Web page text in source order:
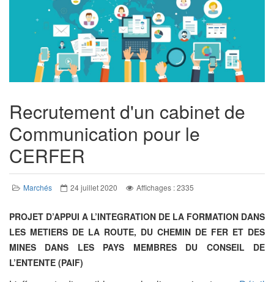
Recrutement d'un cabinet de
Communication pour le
CERFER
Marchés 24 juillet 2020 Affichages : 2335
PROJET D’APPUI A L’INTEGRATION DE LA FORMATION DANS
LES METIERS DE LA ROUTE, DU CHEMIN DE FER ET DES
MINES DANS LES PAYS MEMBRES DU CONSEIL DE
L’ENTENTE (PAIF)